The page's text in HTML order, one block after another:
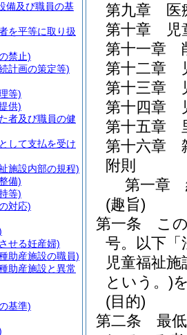
第九章
医
第十章
第十一章
第十二章
第十三章
第十四章
第十五章
第十六章
附則
第一章
(趣旨)
第一条
こ
号。以下「
児童福祉
という。)
(目的)
第二条
最
備及び職員の基
を平等に取り扱
禁止)
計画の策定等)
等)
供)
者及び職員の健
して支払を受け
施設内部の規程)
備)
等)
対応)
せる妊産婦)
助産施設の職員)
助産施設と異常
基準)